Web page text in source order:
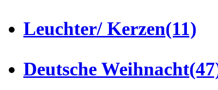
Leuchter/ Kerzen(11)
Deutsche Weihnacht